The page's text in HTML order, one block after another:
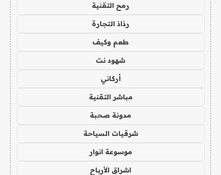
رمح التقنية
رذاذ التجارة
طعم وكيف
شهود نت
أركاني
مباشر التقنية
مدونة صحبة
شرقيات السياحة
موسوعة انوار
اشراق الأرباح